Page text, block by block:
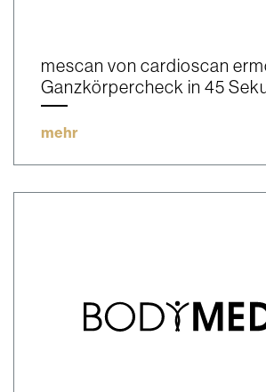
mescan von cardioscan
Ganzkörpercheck in 45
mehr